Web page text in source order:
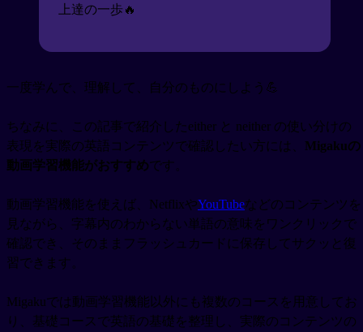
上達の一歩🔥
一度学んで、理解して、自分のものにしよう💪
ちなみに、この記事で紹介したeither と neither の使い分けの
表現を実際の英語コンテンツで確認したい方には、 Migakuの
動画学習機能がおすすめです。
動画学習機能を使えば、NetflixやYouTubeなどのコンテンツを
見ながら、字幕内のわからない単語の意味をワンクリックで
確認でき、そのままフラッシュカードに保存してサクッと復
習できます。
Migakuでは動画学習機能以外にも複数のコースを用意してお
り、基礎コースで英語の基礎を整理し、実際のコンテンツの